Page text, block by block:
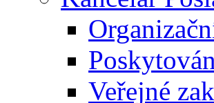
Veřejné